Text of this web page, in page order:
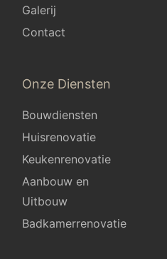
Galerij
Contact
Onze Diensten
Bouwdiensten
Huisrenovatie
Keukenrenovatie
Aanbouw en
Uitbouw
Badkamerrenovatie